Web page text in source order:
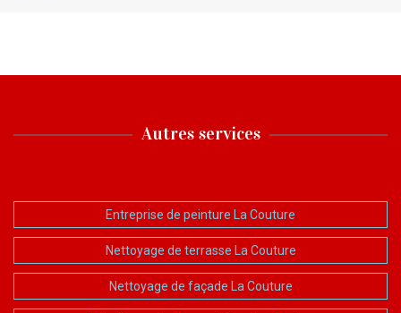
Autres services
Entreprise de peinture La Couture
Nettoyage de terrasse La Couture
Nettoyage de façade La Couture